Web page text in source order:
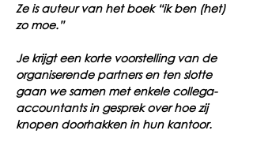
Ze is auteur van het boek “ik ben (het)
zo moe.”
Je krijgt een korte voorstelling van de
organiserende partners en ten slotte
gaan we samen met enkele collega-
accountants in gesprek over hoe zij
knopen doorhakken in hun kantoor.